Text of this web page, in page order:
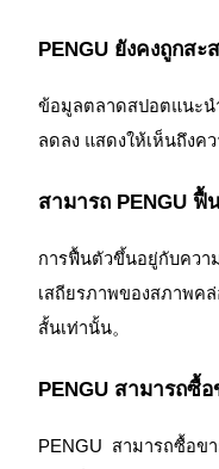
BTC Welcome Rewards
Deposit & Trade
PENGU ยังคงถูกสะ
ข้อมูลตลาดสปอตแนะน
ลดลง แสดงให้เห็นถึงค
สามารถ PENGU
การฟื้นตัวขึ้นอยู่กับควา
เสถียรภาพของสภาพค
สั้นเท่านั้น。
PENGU สามารถซื้
PENGU สามารถซื้อข